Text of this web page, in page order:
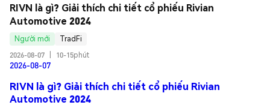
RIVN là gì? Giải thích chi tiết cổ phiếu Rivian
Automotive 2024
Người mới
TradFi
2026-08-07
10-15phút
2026-08-07
RIVN là gì? Giải thích chi tiết cổ phiếu Rivian
Automotive 2024